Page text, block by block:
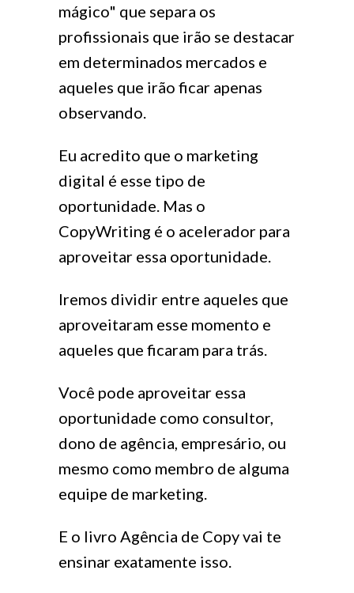
mágico" que separa os
profissionais que irão se destacar
em determinados mercados e
aqueles que irão ficar apenas
observando.
Eu acredito que o marketing
digital é esse tipo de
oportunidade. Mas o
CopyWriting é o acelerador para
aproveitar essa oportunidade.
Iremos dividir entre aqueles que
aproveitaram esse momento e
aqueles que ficaram para trás.
Você pode aproveitar essa
oportunidade como consultor,
dono de agência, empresário, ou
mesmo como membro de alguma
equipe de marketing.
E o livro Agência de Copy vai te
ensinar exatamente isso.